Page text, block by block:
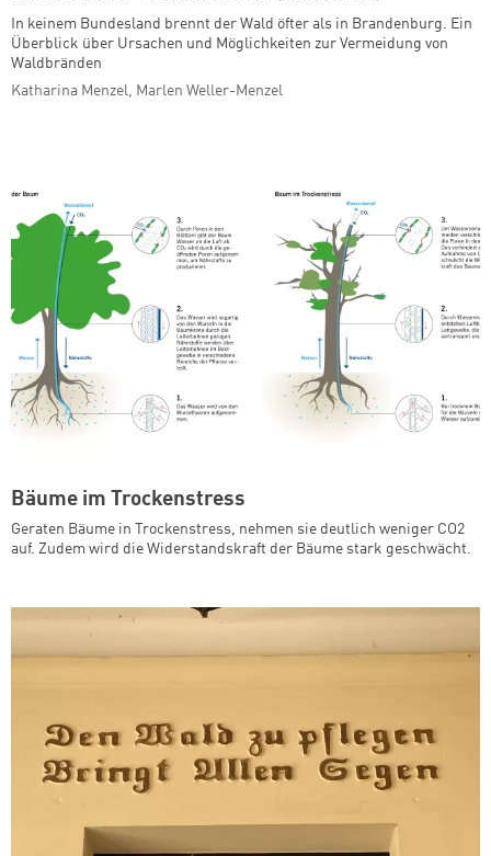
In keinem Bundesland brennt der Wald öfter als in Brandenburg. Ein
Überblick über Ursachen und Möglichkeiten zur Vermeidung von
Waldbränden
Katharina Menzel, Marlen Weller-Menzel
Bäume im Trockenstress
Geraten Bäume in Trockenstress, nehmen sie deutlich weniger CO2
auf. Zudem wird die Widerstandskraft der Bäume stark geschwächt.